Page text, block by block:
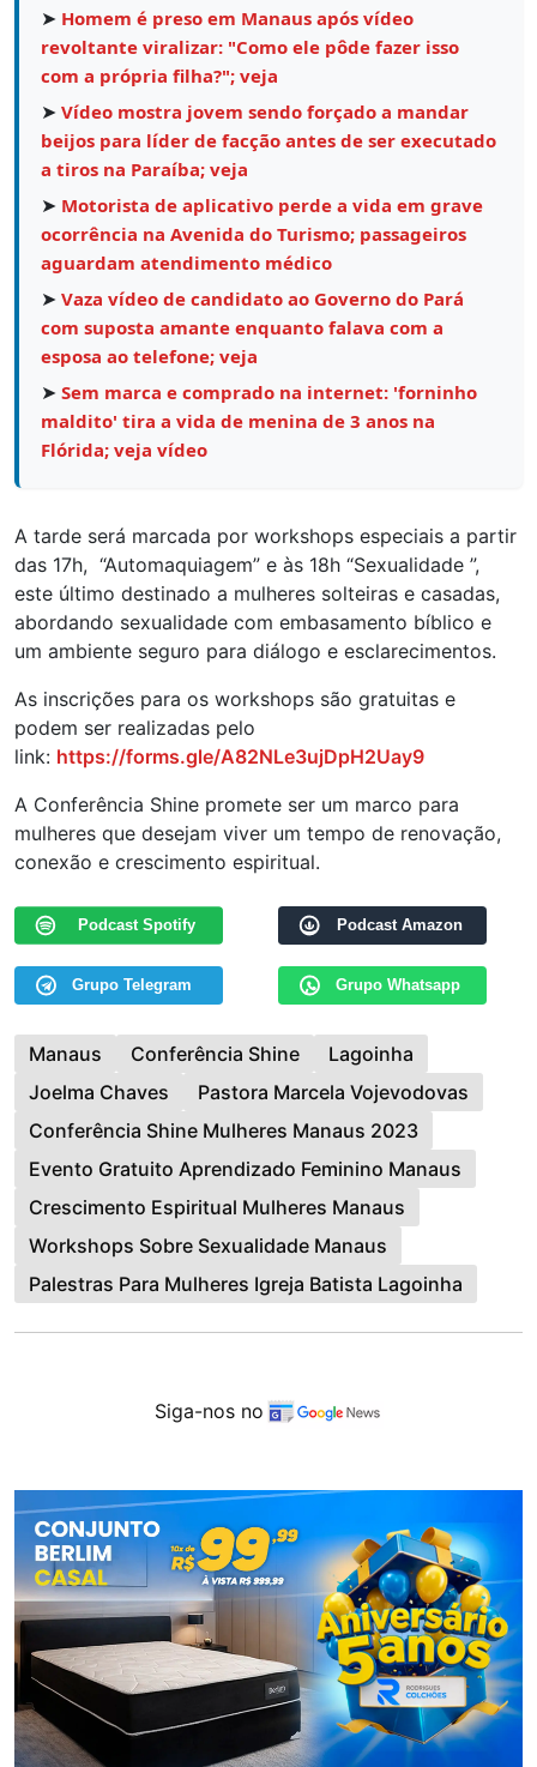
➤ Homem é preso em Manaus após vídeo
revoltante viralizar: "Como ele pôde fazer isso
com a própria filha?"; veja
➤ Vídeo mostra jovem sendo forçado a mandar
beijos para líder de facção antes de ser executado
a tiros na Paraíba; veja
➤ Motorista de aplicativo perde a vida em grave
ocorrência na Avenida do Turismo; passageiros
aguardam atendimento médico
➤ Vaza vídeo de candidato ao Governo do Pará
com suposta amante enquanto falava com a
esposa ao telefone; veja
➤ Sem marca e comprado na internet: 'forninho
maldito' tira a vida de menina de 3 anos na
Flórida; veja vídeo
A tarde será marcada por workshops especiais a partir
das 17h, “Automaquiagem” e às 18h “Sexualidade ”,
este último destinado a mulheres solteiras e casadas,
abordando sexualidade com embasamento bíblico e
um ambiente seguro para diálogo e esclarecimentos.
As inscrições para os workshops são gratuitas e
podem ser realizadas pelo
link: https://forms.gle/A82NLe3ujDpH2Uay9
A Conferência Shine promete ser um marco para
mulheres que desejam viver um tempo de renovação,
conexão e crescimento espiritual.
Podcast Spotify Podcast Amazon
Grupo Telegram Grupo Whatsapp
Manaus Conferência Shine
Lagoinha
Joelma Chaves
Pastora Marcela Vojevodovas
Conferência Shine Mulheres Manaus 2023
Evento Gratuito Aprendizado Feminino Manaus
Crescimento Espiritual Mulheres Manaus
Workshops Sobre Sexualidade Manaus
Palestras Para Mulheres Igreja Batista Lagoinha
Siga-nos no